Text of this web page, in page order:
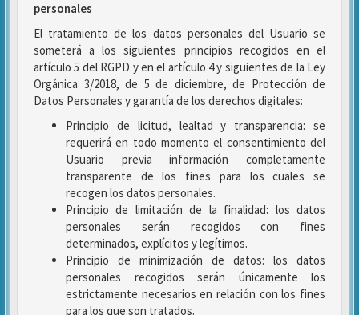
personales
El tratamiento de los datos personales del Usuario se
someterá a los siguientes principios recogidos en el
artículo 5 del RGPD y en el artículo 4 y siguientes de la Ley
Orgánica 3/2018, de 5 de diciembre, de Protección de
Datos Personales y garantía de los derechos digitales:
Principio de licitud, lealtad y transparencia: se
requerirá en todo momento el consentimiento del
Usuario previa información completamente
transparente de los fines para los cuales se
recogen los datos personales.
Principio de limitación de la finalidad: los datos
personales serán recogidos con fines
determinados, explícitos y legítimos.
Principio de minimización de datos: los datos
personales recogidos serán únicamente los
estrictamente necesarios en relación con los fines
para los que son tratados.